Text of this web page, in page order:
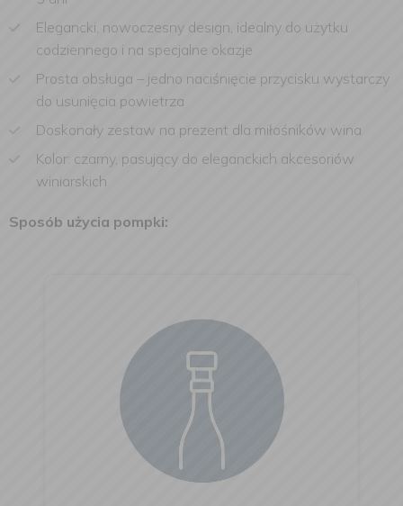
Elegancki, nowoczesny design, idealny do użytku
codziennego i na specjalne okazje
Prosta obsługa – jedno naciśnięcie przycisku wystarczy
do usunięcia powietrza
Doskonały zestaw na prezent dla miłośników wina
Kolor: czarny, pasujący do eleganckich akcesoriów
winiarskich
Sposób użycia pompki: